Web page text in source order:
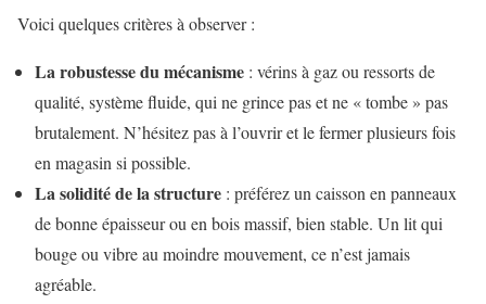
Voici quelques critères à observer :
La robustesse du mécanisme : vérins à gaz ou ressorts de
qualité, système fluide, qui ne grince pas et ne « tombe » pas
brutalement. N’hésitez pas à l’ouvrir et le fermer plusieurs fois
en magasin si possible.
La solidité de la structure : préférez un caisson en panneaux
de bonne épaisseur ou en bois massif, bien stable. Un lit qui
bouge ou vibre au moindre mouvement, ce n’est jamais
agréable.